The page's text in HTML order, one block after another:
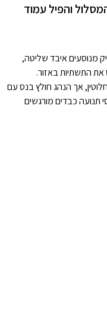
והפיל עמוד
מנוסעים איבד שליטה,
התשתיות באזור.
אך הנהג חולץ בנס עם
תנועה כבדים מורגשים